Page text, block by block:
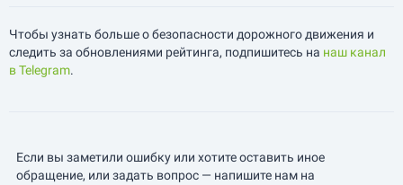
Чтобы узнать больше о безопасности дорожного движения и
следить за обновлениями рейтинга, подпишитесь на наш канал
в Telegram.
Если вы заметили ошибку или хотите оставить иное
обращение, или задать вопрос — напишите нам на